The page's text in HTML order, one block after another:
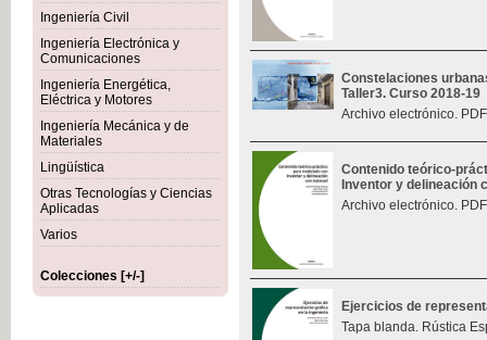
Ingeniería Civil
Ingeniería Electrónica y
Comunicaciones
Ingeniería Energética,
Eléctrica y Motores
Ingeniería Mecánica y de
Materiales
Lingüística
Otras Tecnologías y Ciencias
Aplicadas
Varios
Colecciones [+/-]
Constelaciones
Taller3. Curso 2018-19
Archivo electrónico.
Contenido teórico-
Inventor y delineación
Archivo electrónico.
Ejercicios de
Tapa blanda. Rústica